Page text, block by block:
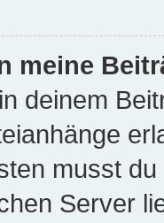
meine
deinem
musst
Server